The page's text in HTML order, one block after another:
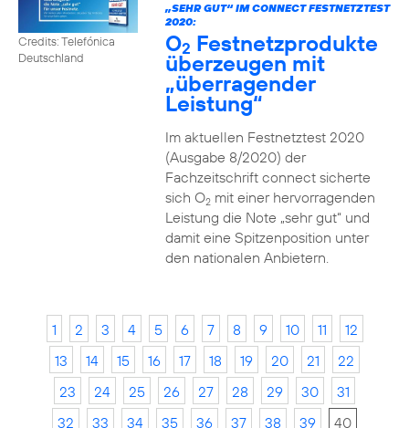
Credits: Telefónica
Deutschland
„SEHR GUT“ IM CONNECT FESTNETZTEST
2020:
O2 Festnetzprodukte
überzeugen mit
„überragender
Leistung“
Im aktuellen Festnetztest 2020
(Ausgabe 8/2020) der
Fachzeitschrift connect sicherte
sich O2mit einer hervorragenden
Leistung die Note „sehr gut“ und
damit eine Spitzenposition unter
den nationalen Anbietern.
1 2 3 4 5 6 7 8 9 10 11
12
13
14 15 16 17 18 19 20 21
22
23
24 25 26 27 28 29 30
31
32
33 34 35 36 37 38 39 40